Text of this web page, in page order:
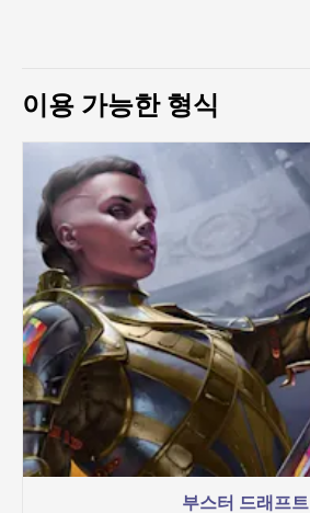
이용 가능한 형식
부스터 드래프트